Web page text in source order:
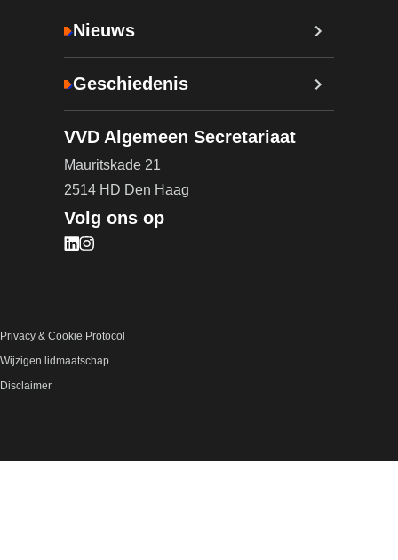
Nieuws
Geschiedenis
VVD Algemeen Secretariaat
Mauritskade 21
2514 HD Den Haag
Volg ons op
Bezoek onze LinkedIn pagina (opent in nieuw
Bezoek onze Instagram pagina (opent in nieuw
Privacy & Cookie Protocol
Wijzigen lidmaatschap
Disclaimer